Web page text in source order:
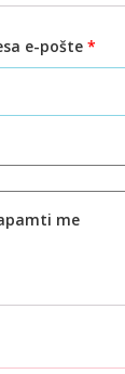
e-pošte *
me